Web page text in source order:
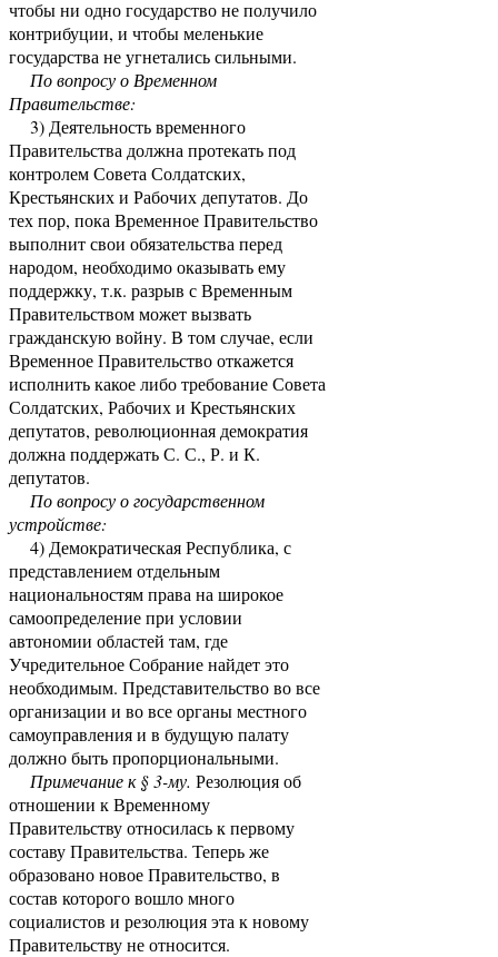
чтобы ни одно государство не получило
контрибуции, и чтобы меленькие
государства не угнетались сильными.
По вопросу о Временном
Правительстве:
3) Деятельность временного
Правительства должна протекать под
контролем Совета Солдатских,
Крестьянских и Рабочих депутатов. До
тех пор, пока Временное Правительство
выполнит свои обязательства перед
народом, необходимо оказывать ему
поддержку, т.к. разрыв с Временным
Правительством может вызвать
гражданскую войну. В том случае, если
Временное Правительство откажется
исполнить какое либо требование Совета
Солдатских, Рабочих и Крестьянских
депутатов, революционная демократия
должна поддержать С. С., Р. и К.
депутатов.
По вопросу о государственном
устройстве:
4) Демократическая Республика, с
представлением отдельным
национальностям права на широкое
самоопределение при условии
автономии областей там, где
Учредительное Собрание найдет это
необходимым. Представительство во все
организации и во все органы местного
самоуправления и в будущую палату
должно быть пропорциональными.
Примечание к§ 3-му. Резолюция об
отношении к Временному
Правительству относилась к первому
составу Правительства. Теперь же
образовано новое Правительство, в
состав которого вошло много
социалистов и резолюция эта к новому
Правительству не относится.